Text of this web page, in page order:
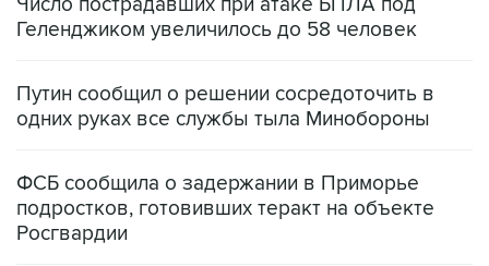
Путин сообщил о решении сосредоточить в
ФСБ сообщила о задержании в Приморье
Росгвардии
Беспилотные технологии и ИИ на службе у